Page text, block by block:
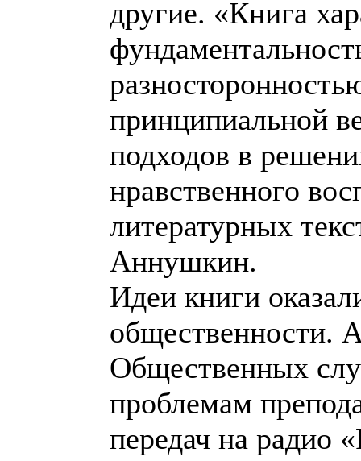
другие. «Книга
принципиальной
подходов в
нравственного
литературных
Аннушкин.
Идеи книги
общественности.
Общественных
проблемам
передач на радио